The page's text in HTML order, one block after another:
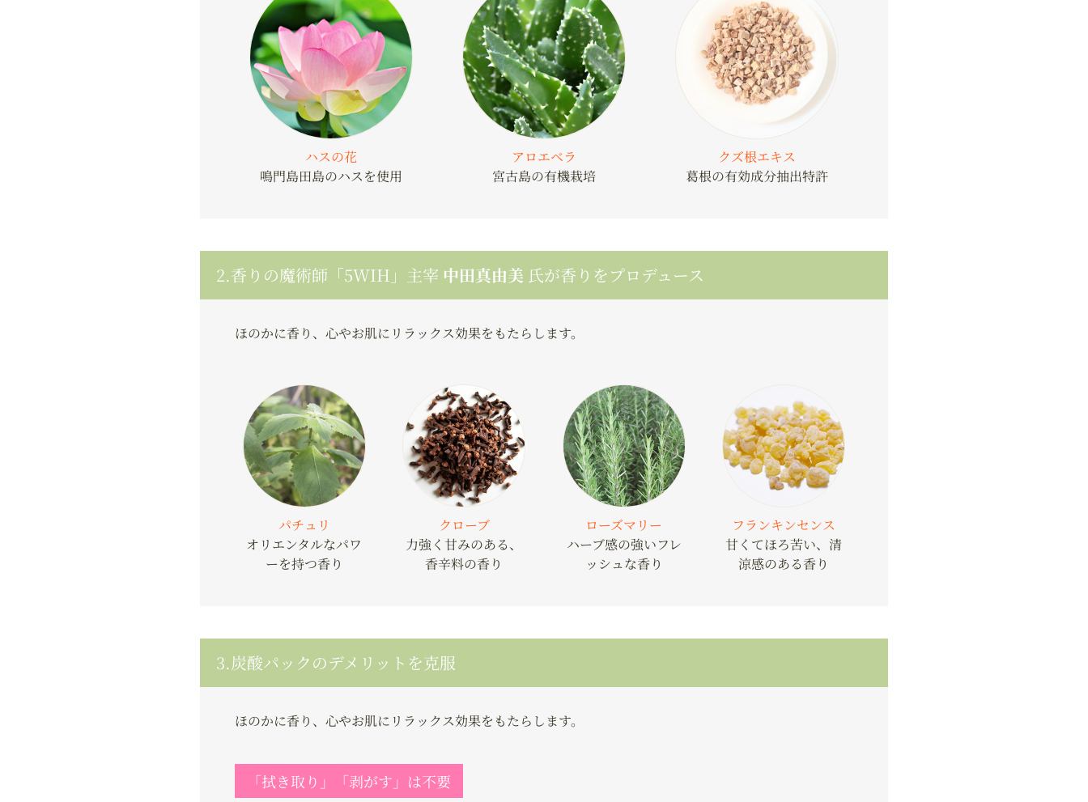
ハスの花
鳴門島田島のハスを使用
アロエベラ
宮古島の有機栽培
クズ根エキス
葛根の有効成分抽出特許
2.香りの魔術師「5WIH」主宰 中田真由美 氏が香りをプロデュース
ほのかに香り、心やお肌にリラックス効果をもたらします。
パチュリ
オリエンタルなパワ
ーを持つ香り
クローブ
力強く甘みのある、
香辛料の香り
ローズマリー
ハーブ感の強いフレ
ッシュな香り
フランキンセンス
甘くてほろ苦い、清
涼感のある香り
3.炭酸パックのデメリットを克服
ほのかに香り、心やお肌にリラックス効果をもたらします。
「拭き取り」「剥がす」は不要